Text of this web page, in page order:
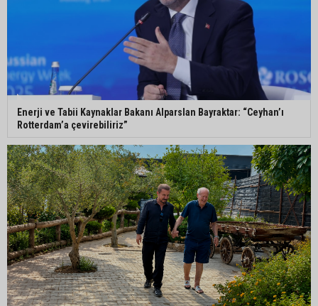
Enerji ve Tabii Kaynaklar Bakanı Alparslan Bayraktar: “Ceyhan’ı
Rotterdam’a çevirebiliriz”